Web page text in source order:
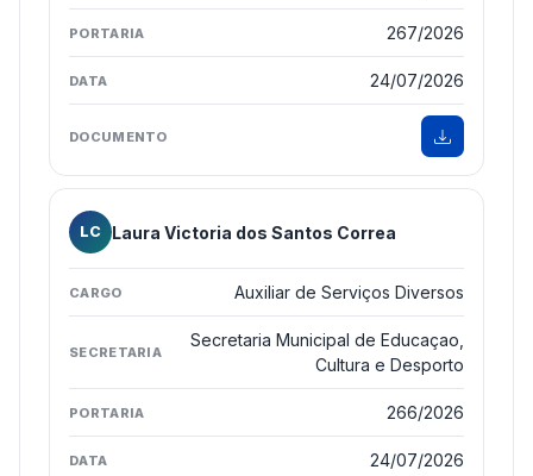
267/2026
24/07/2026
LC Laura Victoria dos Santos Correa
Auxiliar de Serviços Diversos
Secretaria Municipal de Educaçao,
Cultura e Desporto
266/2026
24/07/2026